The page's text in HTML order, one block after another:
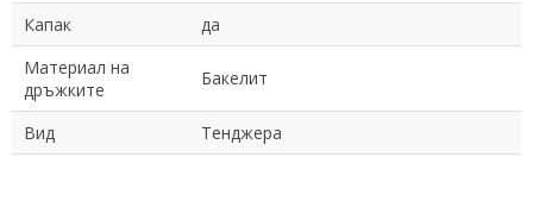
Капак
да
Материал на
дръжките
Бакелит
Вид Тенджера